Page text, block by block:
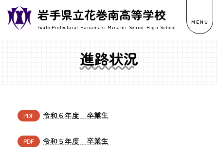
岩手県立花巻南高等学校
Iwate Prefectural Hanamaki Minami Senior High School
MENU
進路状況
令和６年度 卒業生
令和５年度 卒業生